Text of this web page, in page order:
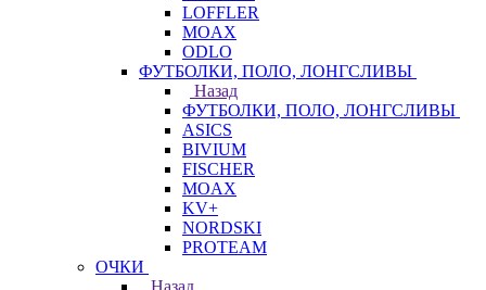
LOFFLER
MOAX
ODLO
ФУТБОЛКИ, ПОЛО, ЛОНГСЛИВЫ
Назад
ФУТБОЛКИ, ПОЛО, ЛОНГСЛИВЫ
ASICS
BIVIUM
FISCHER
MOAX
KV+
NORDSKI
PROTEAM
ОЧКИ
Назад